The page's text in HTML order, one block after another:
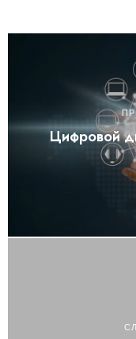
Цифровой